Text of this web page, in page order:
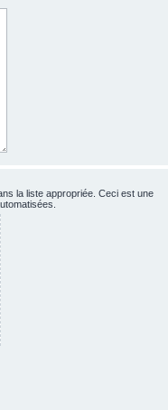
la liste appropriée. Ceci est une